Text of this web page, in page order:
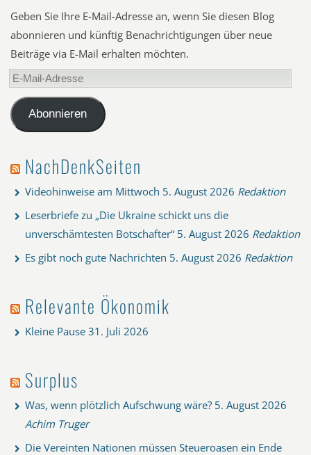
Geben Sie Ihre E-Mail-Adresse an, wenn Sie diesen Blog
abonnieren und künftig Benachrichtigungen über neue
Beiträge via E-Mail erhalten möchten.
E-
Mail-
AdresseAbonnieren
NachDenkSeiten
Videohinweise am Mittwoch 5. August 2026 Redaktion
Leserbriefe zu „Die Ukraine schickt uns die
unverschämtesten Botschafter“ 5. August 2026 Redaktion
Es gibt noch gute Nachrichten 5. August 2026 Redaktion
Relevante Ökonomik
Kleine Pause 31. Juli 2026
Surplus
Was, wenn plötzlich Aufschwung wäre? 5. August 2026
Achim Truger
Die Vereinten Nationen müssen Steueroasen ein Ende